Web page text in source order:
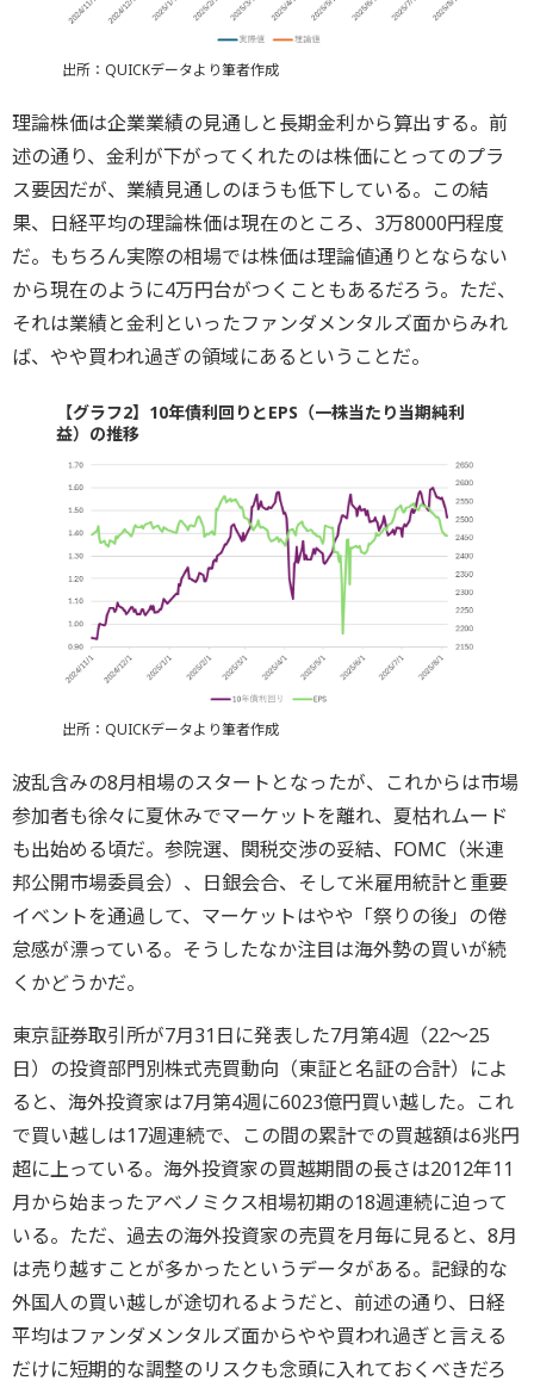
出所：QUICKデータより筆者作成
理論株価は企業業績の見通しと長期金利から算出する。前
述の通り、金利が下がってくれたのは株価にとってのプラ
ス要因だが、業績見通しのほうも低下している。この結
果、日経平均の理論株価は現在のところ、3万8000円程度
だ。もちろん実際の相場では株価は理論値通りとならない
から現在のように4万円台がつくこともあるだろう。 ただ、
それは業績と金利 といったファンダメンタルズ面からみれ
ば、やや買われ過ぎの領域にあるということだ。
【グラフ2】10年債利回りとEPS（一株当たり当期純利
益）の推移
出所：QUICKデータより筆者作成
波乱含みの8月相場のスタートとなったが、これからは市場
参加者も徐々に夏休みでマーケットを離れ、夏枯れムード
も出始める頃だ。参院選、関税交渉の妥結、FOMC（米連
邦公開市場委員会）、日銀会合、そして米雇用統計と重要
イベントを通過して、マーケットはやや「祭りの後」の倦
怠感が漂っている。そうしたなか注目は海外勢の買いが続
くかどうかだ。
東京証券取引所が7月31日に発表した7月第4週（22～25
日）の投資部門別株式売買動向（東証と名証の合計）によ
ると、海外投資家は7月第4週に6023億円買い越した。これ
で買い越しは17週連続で、この間の累計での買越額は6兆円
超に上っている。海外投資家の買越期間の長さは2012年11
月から始まったアベノミクス相場初期の18週連続に迫って
いる。ただ、過去の海外投資家の売買を月毎に見ると、8月
は売り越すことが多かったというデータがある。記録的な
外国人の買い越しが途切れるようだと、前述の通り、日経
平均はファンダメンタルズ面からやや買われ過ぎと言える
だけに短期的な調整のリスクも念頭に入れておくべきだろ